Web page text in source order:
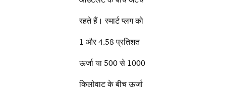
रहते हैं। स्मार्ट प्लग को
1 और 4.58 प्रतिशत
ऊर्जा या 500 से 1000
किलोवाट के बीच ऊर्जा